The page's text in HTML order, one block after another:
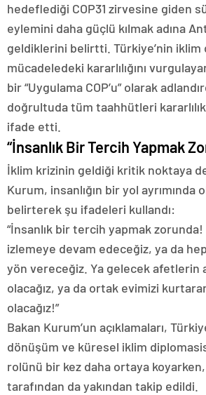
hedeflediği COP31 zirvesine giden
eylemini daha güçlü kılmak adına
geldiklerini belirtti. Türkiye’nin iklim
mücadeledeki kararlılığını
bir “Uygulama COP’u” olarak
doğrultuda tüm taahhütleri
ifade etti.
“İnsanlık Bir Tercih Yapmak
İklim krizinin geldiği kritik noktaya
Kurum, insanlığın bir yol ayrımında
belirterek şu ifadeleri kullandı:
“İnsanlık bir tercih yapmak
izlemeye devam edeceğiz, ya da
yön vereceğiz. Ya gelecek afetlerin
olacağız, ya da ortak evimizi
olacağız!”
Bakan Kurum’un açıklamaları,
dönüşüm ve küresel iklim
rolünü bir kez daha ortaya koyarken,
tarafından da yakından takip edildi.